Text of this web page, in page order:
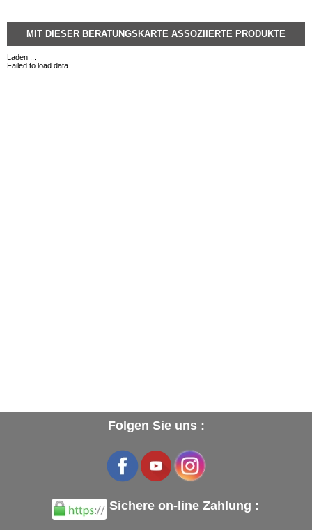
MIT DIESER BERATUNGSKARTE ASSOZIIERTE PRODUKTE
Laden ...
Failed to load data.
Folgen Sie uns :
Sichere on-line Zahlung :